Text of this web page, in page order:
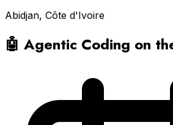
Abidjan, Côte d'Ivoire
🤖 Agentic Coding on